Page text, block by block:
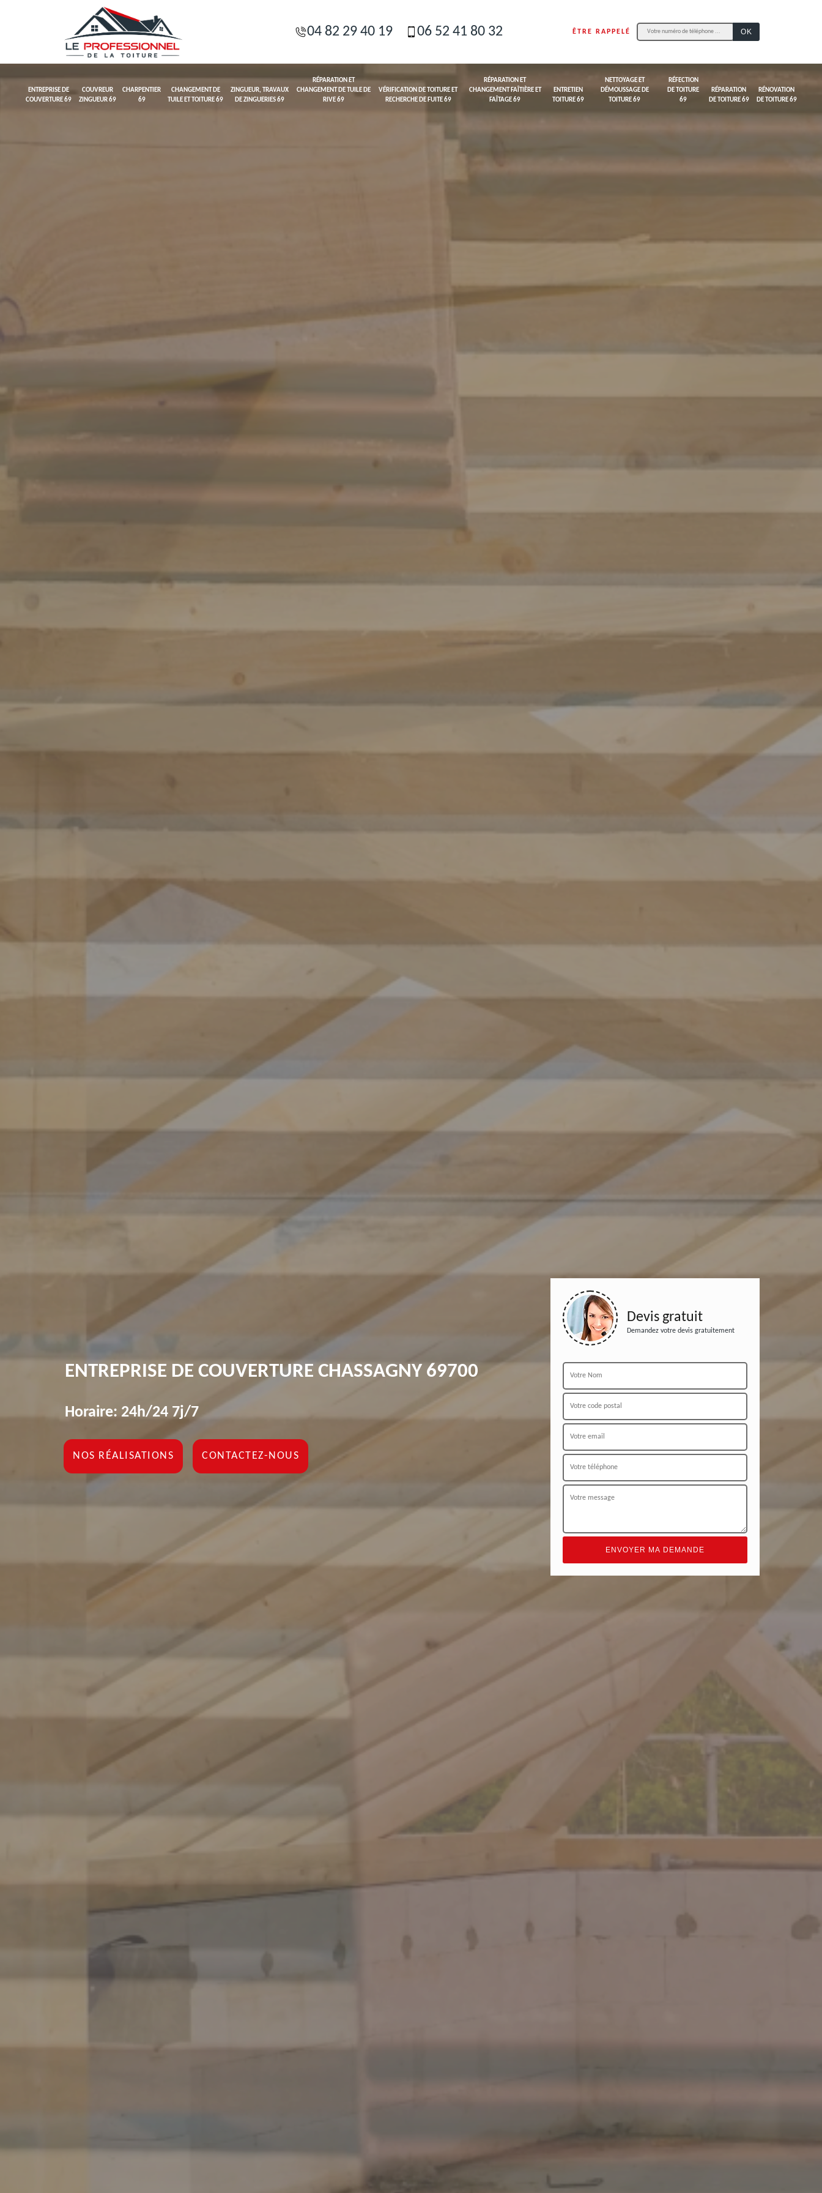
04 82 29 40 19 06 52 41 80 32 ÊTRE RAPPELÉ
ENTREPRISE DE
COUVERTURE 69
COUVREUR
ZINGUEUR 69
CHARPENTIER
69
CHANGEMENT DE
TUILE ET TOITURE 69
ZINGUEUR, TRAVAUX
DE ZINGUERIES 69
RÉPARATION ET
CHANGEMENT DE TUILE DE
RIVE 69
VÉRIFICATION DE TOITURE ET
RECHERCHE DE FUITE 69
RÉPARATION ET
CHANGEMENT FAÎTIÈRE ET
FAÎTAGE 69
ENTRETIEN
TOITURE 69
NETTOYAGE ET
DÉMOUSSAGE DE
TOITURE 69
RÉFECTION
DE TOITURE
69
RÉPARATION
DE TOITURE 69
RÉNOVATION
DE TOITURE 69
ENTREPRISE DE COUVERTURE CHASSAGNY 69700
Horaire: 24h/24 7j/7
NOS RÉALISATIONS CONTACTEZ-NOUS
Devis gratuit
Demandez votre devis gratuitement